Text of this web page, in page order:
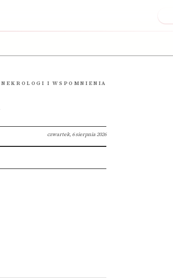
NEKROLOGI I WSPOMNIENIA
czwartek, 6 sierpnia 2026